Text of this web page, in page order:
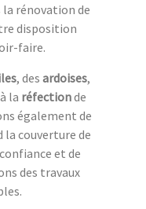
la rénovation de
disposition
faire.
, des ardoises,
la réfectionde
également de
la couverture de
et de
des travaux